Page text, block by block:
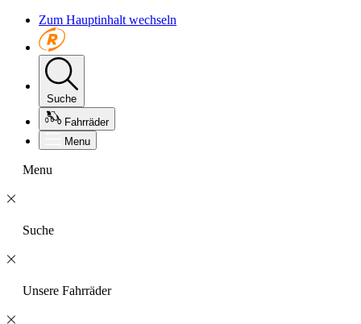
Zum Hauptinhalt wechseln
Suche
Fahrräder
Menu
Menu
Suche
Unsere Fahrräder